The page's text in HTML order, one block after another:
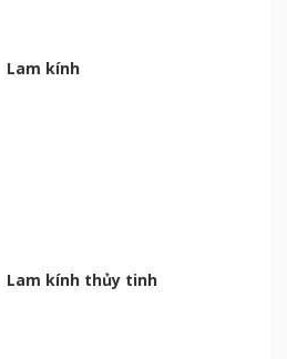
Lam kính
Lam kính thủy tinh